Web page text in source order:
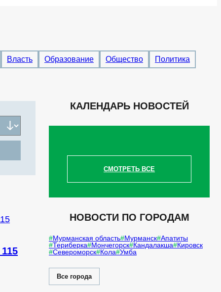
Власть Образование Общество Политика
КАЛЕНДАРЬ НОВОСТЕЙ
СМОТРЕТЬ ВСЕ
НОВОСТИ ПО ГОРОДАМ
Мурманская область Мурманск Апатиты
Териберка
Мончегорск Кандалакша
Кировск
Североморск Кола Умба
Все города